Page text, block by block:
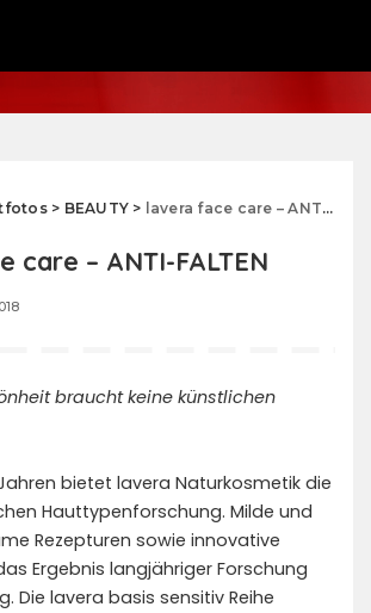
> BEAUTY > lavera face care – ANTI-FALTEN
care – ANTI-FALTEN
braucht keine künstlichen
bietet lavera Naturkosmetik die
Hauttypenforschung. Milde und
Rezepturen sowie innovative
Ergebnis langjähriger Forschung
Die lavera basis sensitiv Reihe